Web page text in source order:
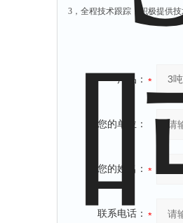
3 ，全程技术跟踪，积极提供
产品：
您的单位：
您的姓名：
联系电话：